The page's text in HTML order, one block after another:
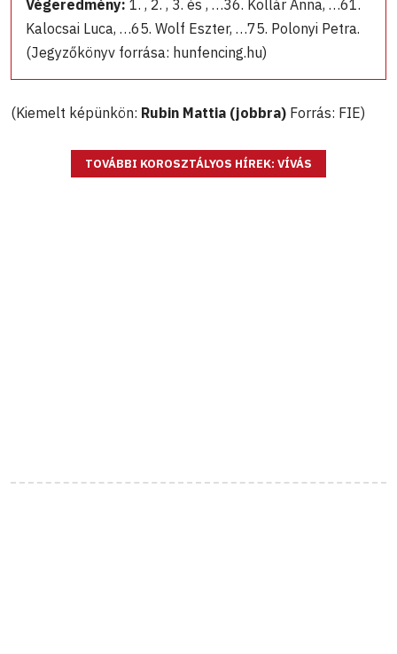
Végeredmény: 1. , 2. , 3. és , …36. Kollár Anna, …61.
Kalocsai Luca, …65. Wolf Eszter, …75. Polonyi Petra.
(Jegyzőkönyv forrása: hunfencing.hu)
(Kiemelt képünkön: Rubin Mattia (jobbra) Forrás: FIE)
TOVÁBBI KOROSZTÁLYOS HÍREK: VÍVÁS